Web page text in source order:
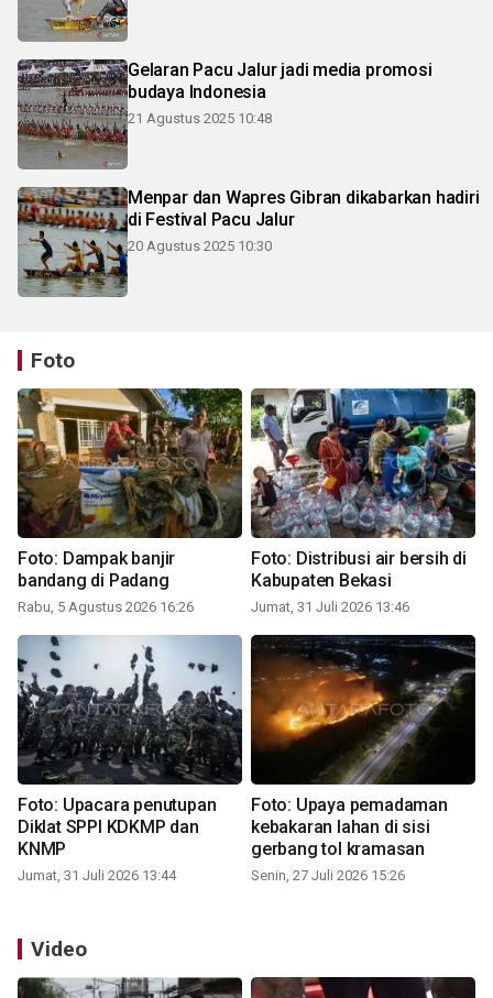
Gelaran Pacu Jalur jadi media promosi
budaya Indonesia
21 Agustus 2025 10:48
Menpar dan Wapres Gibran dikabarkan hadiri
di Festival Pacu Jalur
20 Agustus 2025 10:30
Foto
Foto: Dampak banjir
bandang di Padang
Rabu, 5 Agustus 2026 16:26
Foto: Distribusi air bersih di
Kabupaten Bekasi
Jumat, 31 Juli 2026 13:46
Foto: Upacara penutupan
Diklat SPPI KDKMP dan
KNMP
Jumat, 31 Juli 2026 13:44
Foto: Upaya pemadaman
kebakaran lahan di sisi
gerbang tol kramasan
Senin, 27 Juli 2026 15:26
Video